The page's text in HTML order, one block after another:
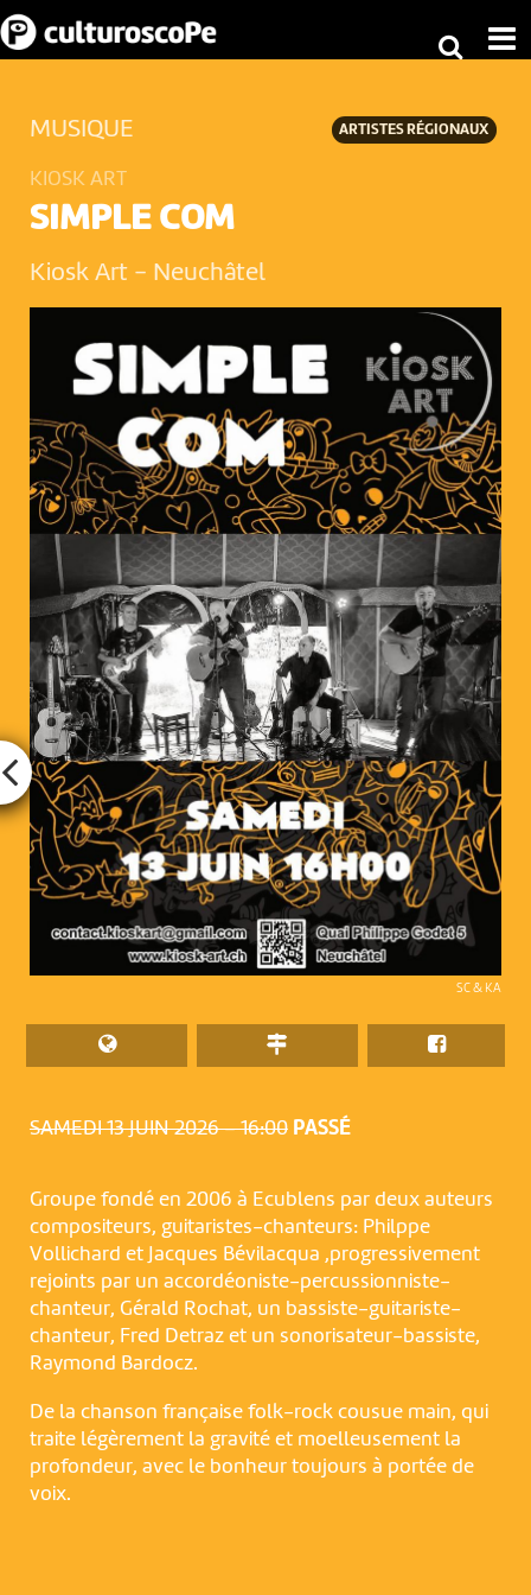
NOUS UTILISONS DES COOKIES
En poursuivant votre navigation sur le culturoscoPe site vous
SAMEDI 13 JUIN 2026 – 16:00 PASSÉ
SC & KA
ARTISTES RÉGIONAUX
MUSIQUE
KIOSK ART
SIMPLE COM
Kiosk Art - Neuchâtel
Groupe fondé en 2006 à Ecublens par deux auteurs
compositeurs, guitaristes-chanteurs: Philppe
Vollichard et Jacques Bévilacqua ,progressivement
rejoints par un accordéoniste-percussionniste-
chanteur, Gérald Rochat, un bassiste-guitariste-
chanteur, Fred Detraz et un sonorisateur-bassiste,
Raymond Bardocz.
De la chanson française folk-rock cousue main, qui
traite légèrement la gravité et moelleusement la
profondeur, avec le bonheur toujours à portée de
voix.